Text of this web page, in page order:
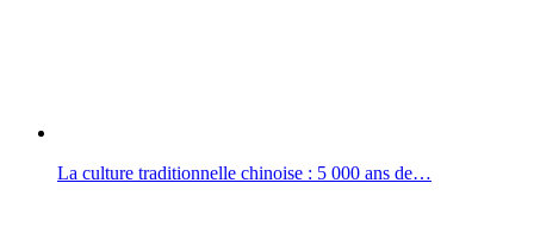
La culture traditionnelle chinoise : 5 000 ans de…